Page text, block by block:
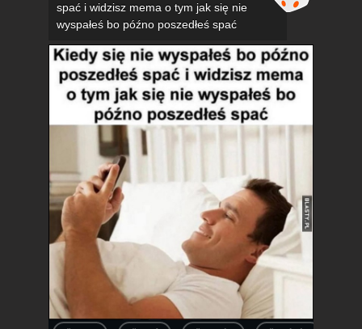
spać i widzisz mema o tym jak się nie
wyspałeś bo późno poszedłeś spać